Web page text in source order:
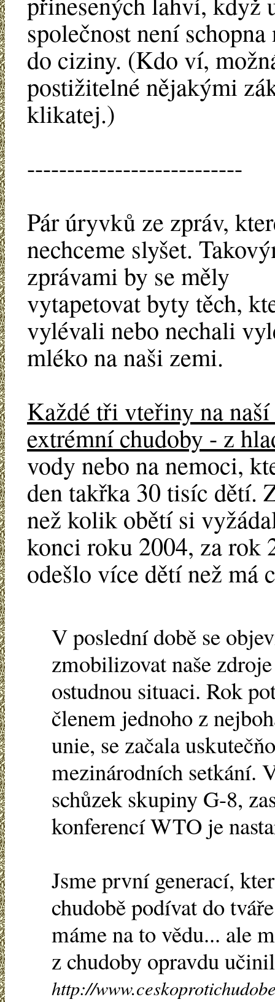
společnost není
do ciziny. (Kdo ví,
postižitelné nějakými
klikatej.)
---------------------------
Pár úryvků ze zpráv,
nechceme slyšet.
zprávami by se měly
vytapetovat byty těch,
vylévali nebo nechali
mléko na naši zemi.
Každé tři vteřiny na
extrémní chudoby - z
vody nebo na nemoci,
den takřka 30 tisíc dětí.
než kolik obětí si
konci roku 2004, za rok
odešlo více dětí než má
V poslední době se
zmobilizovat naše
ostudnou situaci. Rok
členem jednoho z
unie, se začala
mezinárodních setkání.
schůzek skupiny G-8,
konferencí WTO je
Jsme první generací,
chudobě podívat do
máme na to vědu... ale
z chudoby opravdu
http://